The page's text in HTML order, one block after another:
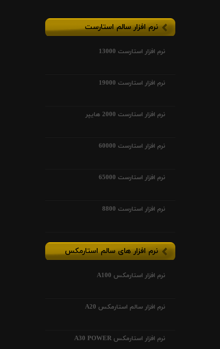
نرم افزار سالم استارست
نرم افزار استارست 13000
نرم افزار استارست 19000
نرم افزار استارست 2000 هایپر
نرم افزار استارست 60000
نرم افزار استارست 65000
نرم افزار استارست 8800
نرم افزار های سالم استارمکس
نرم افزار استارمکس A100
نرم افزار سالم استارمکس A20
نرم افزار استارمکس A30 POWER